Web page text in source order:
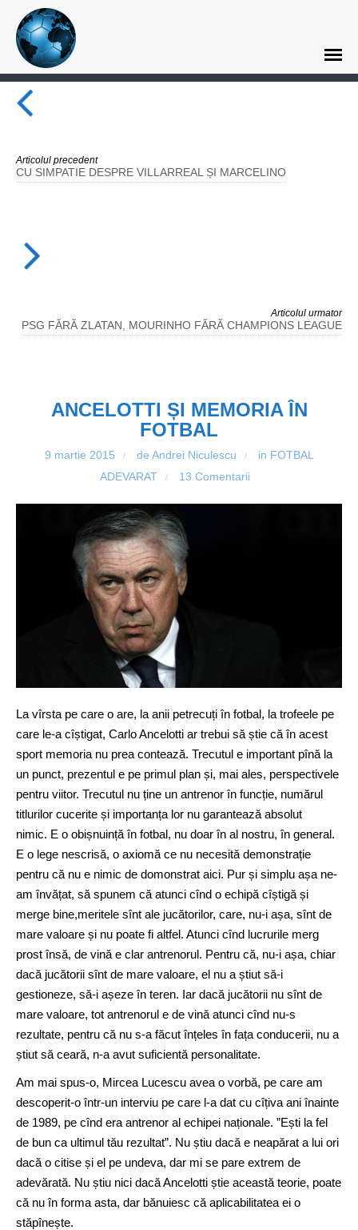
Articolul precedent
CU SIMPATIE DESPRE VILLARREAL ȘI MARCELINO
Articolul urmator
PSG FĂRĂ ZLATAN, MOURINHO FĂRĂ CHAMPIONS LEAGUE
ANCELOTTI ȘI MEMORIA ÎN
FOTBAL
9 martie 2015 / de Andrei Niculescu / in FOTBAL
ADEVARAT
/ 13 Comentarii
La vîrsta pe care o are, la anii petrecuți în fotbal, la trofeele pe
care le-a cîștigat, Carlo Ancelotti ar trebui să știe că în acest
sport memoria nu prea contează. Trecutul e important pînă la
un punct, prezentul e pe primul plan și, mai ales, perspectivele
pentru viitor. Trecutul nu ține un antrenor în funcție, numărul
titlurilor cucerite și importanța lor nu garantează absolut
nimic. E o obișnuință în fotbal, nu doar în al nostru, în general.
E o lege nescrisă, o axiomă ce nu necesită demonstrație
pentru că nu e nimic de domonstrat aici. Pur și simplu așa ne-
am învățat, să spunem că atunci cînd o echipă cîștigă și
merge bine,meritele sînt ale jucătorilor, care, nu-i așa, sînt de
mare valoare și nu poate fi altfel. Atunci cînd lucrurile merg
prost însă, de vină e clar antrenorul. Pentru că, nu-i așa, chiar
dacă jucătorii sînt de mare valoare, el nu a știut să-i
gestioneze, să-i așeze în teren. Iar dacă jucătorii nu sînt de
mare valoare, tot antrenorul e de vină atunci cînd nu-s
rezultate, pentru că nu s-a făcut înțeles în fața conducerii, nu a
știut să ceară, n-a avut suficientă personalitate.
Am mai spus-o, Mircea Lucescu avea o vorbă, pe care am
descoperit-o într-un interviu pe care l-a dat cu cîțiva ani înainte
de 1989, pe cînd era antrenor al echipei naționale. ”Ești la fel
de bun ca ultimul tău rezultat”. Nu știu dacă e neapărat a lui ori
dacă o citise și el pe undeva, dar mi se pare extrem de
adevărată. Nu știu nici dacă Ancelotti știe această teorie, poate
că nu în forma asta, dar bănuiesc că aplicabilitatea ei o
stăpînește.